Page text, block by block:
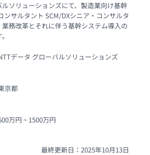
ソリューションズにて、製造業向け基幹
ンサルタント SCM/DXシニア・コンサルタ
業務改革とそれに伴う基幹システム導入の
データ グローバルソリューションズ
京都
万円 ~ 1500万円
最終更新日：2025年10月13日